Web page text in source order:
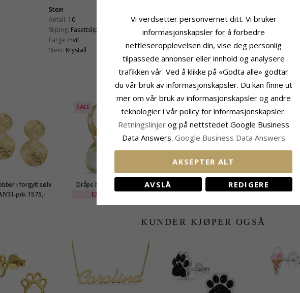
Stein
Antall: 10
Sliping: Fasettslipt
Farge: Hvit
Stein: Krystall
Sliping:Glatt
Farge:Grønn
BESLEKTEDE PRODUKTER
i forgylt sølv
pris 1575,-
SALE 10%
Dråpe lysegrønn krystall
øredobber i forgylt sølv -
EXTRA 726,-
SALE
Blå onyks øredobber i
forgylt sølv - Loom Stones
EXTRA 350,-
Fjær
sølv med svart
KUNDER KJØPER OGSÅ
Vi verdsetter personvernet ditt. Vi bruker
informasjonskapsler for å forbedre
nettleseropplevelsen din, vise deg personlig
tilpassede annonser eller innhold og analysere
trafikken vår. Ved å klikke på «Godta alle» godtar
du vår bruk av informasjonskapsler. Du kan finne ut
mer om vår bruk av informasjonskapsler og andre
teknologier i vår policy for informasjonskapsler.
Retningslinjer og på nettstedet Google Business
Data Answers. Google Business Data Answers
AKSEPTER ALT
AVSLÅ REDIGERE